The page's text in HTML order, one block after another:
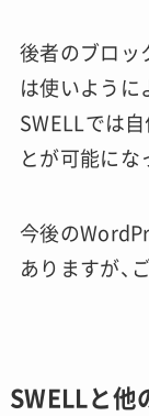
後者のブロッ
は使いように
SWELLでは
とが可能にな
今後の
ありますが、
SWELLと他